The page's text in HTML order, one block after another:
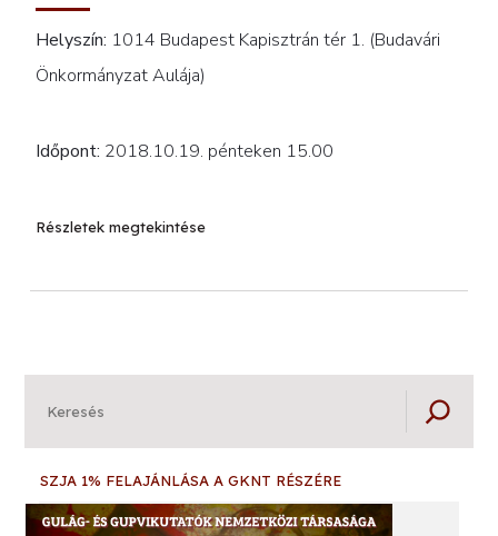
Helyszín: 1014 Budapest Kapisztrán tér 1. (Budavári
Önkormányzat Aulája)
Időpont: 2018.10.19. pénteken 15.00
Részletek megtekintése
Keresés
SZJA 1% FELAJÁNLÁSA A GKNT RÉSZÉRE